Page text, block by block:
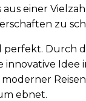
einer
zu
perfekt. Durch
Idee
ebnet.